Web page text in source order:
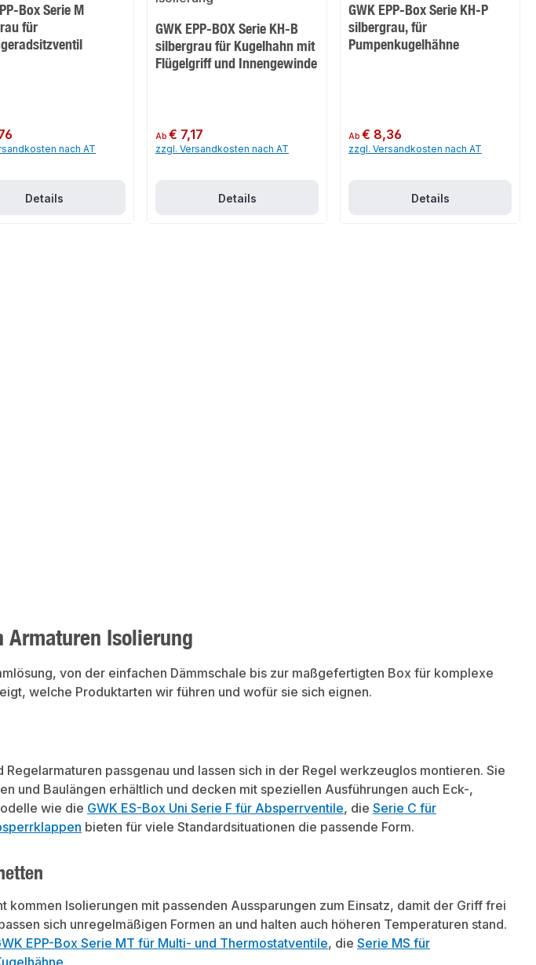
Box Serie M
für
nach AT
Details
GWK EPP-BOX Serie KH-B
silbergrau für Kugelhahn mit
Flügelgriff und Innengewinde
Regulärer Preis:
Ab€ 7,17
zzgl. Versandkosten nach AT
Details
GWK EPP-Box Serie KH-P
silbergrau, für
Pumpenkugelhähne
Regulärer Preis:
Ab€ 8,36
zzgl. Versandkosten nach AT
Details
Armaturen Isolierung
von der einfachen Dämmschale bis zur maßgefertigten Box für komplexe
welche Produktarten wir führen und wofür sie sich eignen.
passgenau und lassen sich in der Regel werkzeuglos montieren. Sie
und Baulängen erhältlich und decken mit speziellen Ausführungen auch Eck-,
wie die GWK ES-Box Uni Serie F für Absperrventile, die Serie C für
bieten für viele Standardsituationen die passende Form.
kommen Isolierungen mit passenden Aussparungen zum Einsatz, damit der Griff frei
sich unregelmäßigen Formen an und halten auch höheren Temperaturen stand.
EPP-Box Serie MT für Multi- und Thermostatventile, die Serie MS für